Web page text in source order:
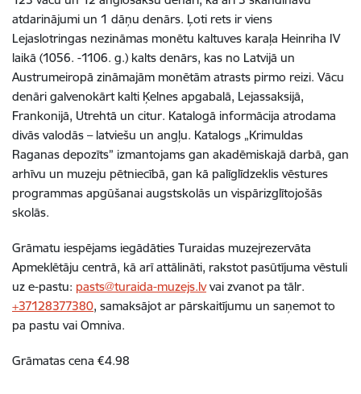
atdarinājumi un 1 dāņu denārs. Ļoti rets ir viens
Lejaslotringas nezināmas monētu kaltuves karaļa Heinriha IV
laikā (1056. -1106. g.) kalts denārs, kas no Latvijā un
Austrumeiropā zināmajām monētām atrasts pirmo reizi. Vācu
denāri galvenokārt kalti Ķelnes apgabalā, Lejassaksijā,
Frankonijā, Utrehtā un citur. Katalogā informācija atrodama
divās valodās – latviešu un angļu. Katalogs „Krimuldas
Raganas depozīts” izmantojams gan akadēmiskajā darbā, gan
arhīvu un muzeju pētniecībā, gan kā palīglīdzeklis vēstures
programmas apgūšanai augstskolās un vispārizglītojošās
skolās.
Grāmatu iespējams iegādāties Turaidas muzejrezervāta
Apmeklētāju centrā, kā arī attālināti, rakstot pasūtījuma vēstuli
uz e-pastu: pasts@turaida-muzejs.lvvai zvanot pa tālr.
+37128377380, samaksājot ar pārskaitījumu un saņemot to
pa pastu vai Omniva.
Grāmatas cena €4.98